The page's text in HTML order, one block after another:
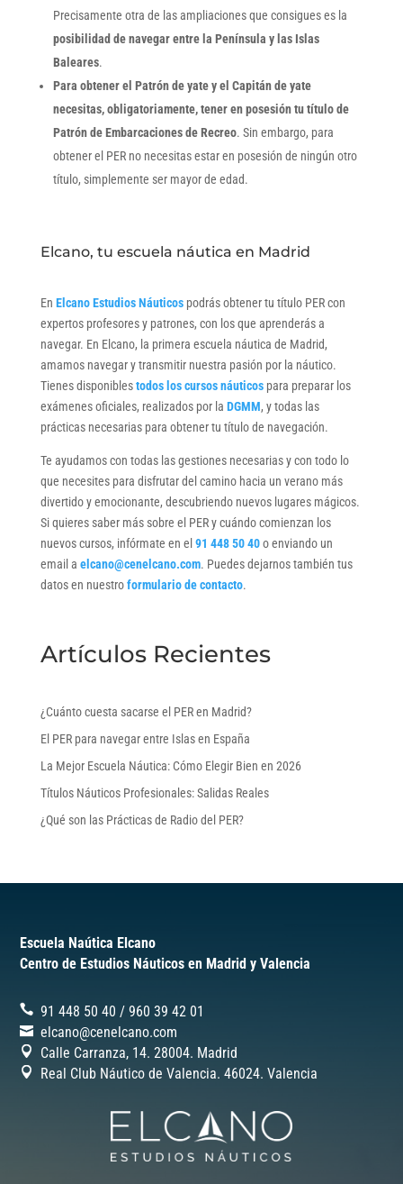
Precisamente otra de las ampliaciones que consigues es la
posibilidad de navegar entre la Península y las Islas
Baleares.
Para obtener el Patrón de yate y el Capitán de yate
necesitas, obligatoriamente, tener en posesión tu título de
Patrón de Embarcaciones de Recreo. Sin embargo, para
obtener el PER no necesitas estar en posesión de ningún otro
título, simplemente ser mayor de edad.
Elcano, tu escuela náutica en Madrid
En Elcano Estudios Náuticospodrás obtener tu título PER con
expertos profesores y patrones, con los que aprenderás a
navegar. En Elcano, la primera escuela náutica de Madrid,
amamos navegar y transmitir nuestra pasión por la náutico.
Tienes disponiblestodos los cursos náuticospara preparar los
exámenes oficiales, realizados por la DGMM, y todas las
prácticas necesarias para obtener tu título de navegación.
Te ayudamos con todas las gestiones necesarias y con todo lo
que necesites para disfrutar del camino hacia un verano más
divertido y emocionante, descubriendo nuevos lugares mágicos.
Si quieres saber más sobre el PER y cuándo comienzan los
nuevos cursos, infórmate en el 91 448 50 40o enviando un
email a elcano@cenelcano.com. Puedes dejarnos también tus
datos en nuestroformulario de contacto.
Artículos Recientes
¿Cuánto cuesta sacarse el PER en Madrid?
El PER para navegar entre Islas en España
La Mejor Escuela Náutica: Cómo Elegir Bien en 2026
Títulos Náuticos Profesionales: Salidas Reales
¿Qué son las Prácticas de Radio del PER?
Escuela Naútica Elcano
Centro de Estudios Náuticos en Madrid y Valencia
91 448 50 40 /‎960 39 42 01
elcano@cenelcano.com
Calle Carranza, 14. 28004. Madrid
Real Club Náutico de Valencia. 46024. Valencia